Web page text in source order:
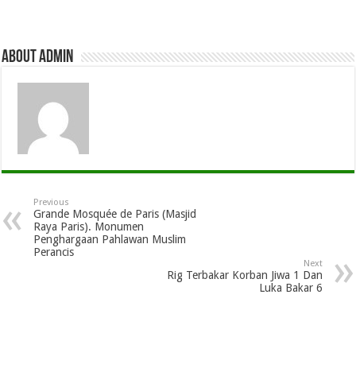
About admin
Previous
Grande Mosquée de Paris (Masjid
Raya Paris). Monumen
Penghargaan Pahlawan Muslim
Perancis
Next
Rig Terbakar Korban Jiwa 1 Dan
Luka Bakar 6